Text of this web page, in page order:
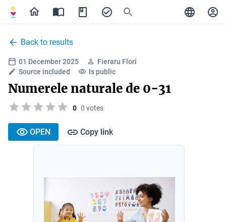
Back to results
01 December 2025
Fieraru Flori
Source included
Is public
Numerele naturale de 0-31
0 0 votes
OPEN Copy link